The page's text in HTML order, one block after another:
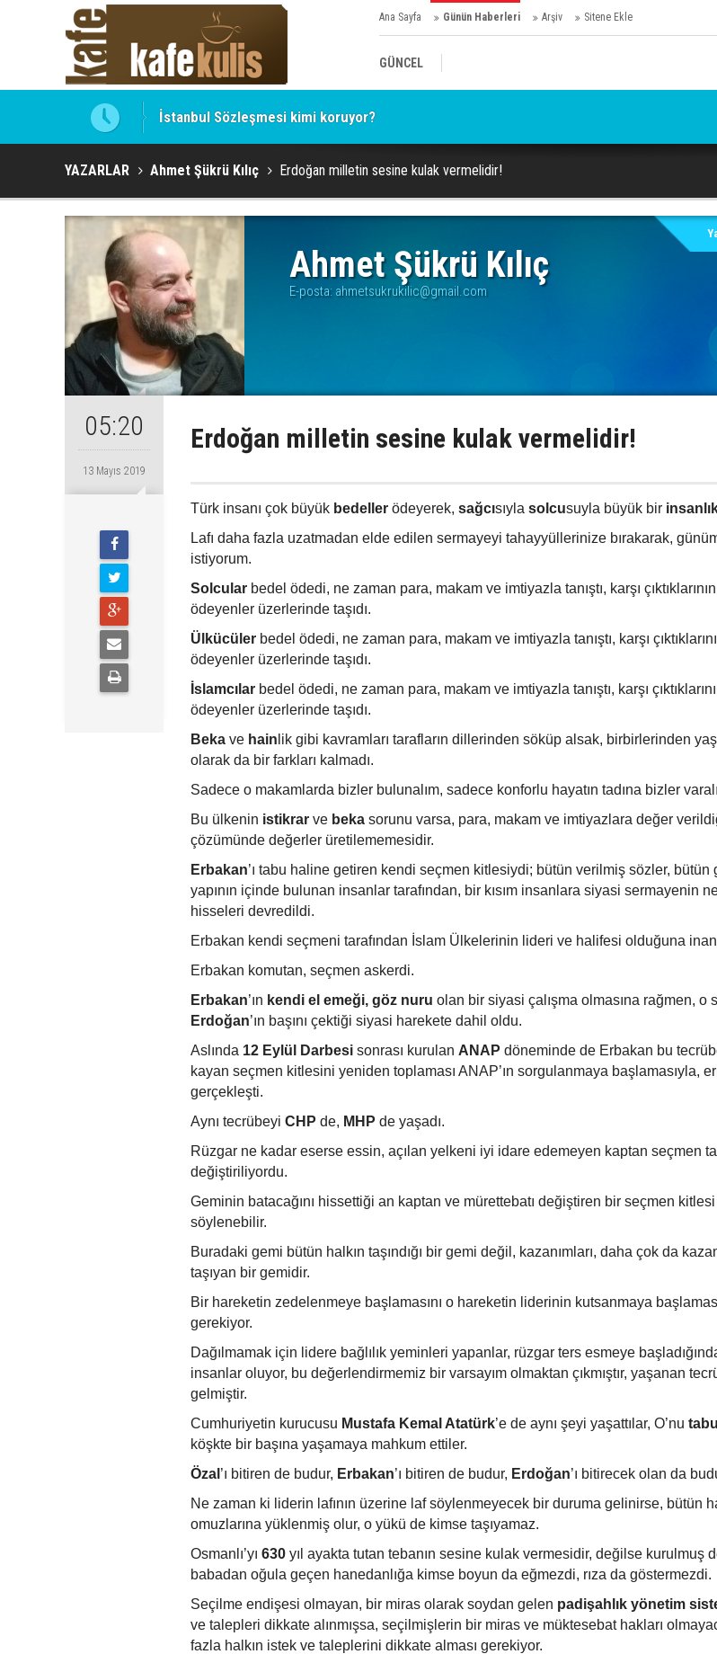
Ana Sayfa Günün Haberleri Arşiv Sitene Ekle
GÜNCEL
İstanbul Sözleşmesi kimi koruyor?
Hocaefendi, ekonomist, militan Hasan Hüseyin Varol
YAZARLAR Ahmet Şükrü Kılıç Erdoğan milletin sesine kulak vermelidir!
Ahmet Şükrü Kılıç
E-posta: ahmetsukrukilic@gmail.com
05:20
13 Mayıs 2019
Erdoğan milletin sesine kulak vermelidir!
Türk insanı çok büyük bedeller ödeyerek, sağcısıyla solcusuyla büyük bir
Lafı daha fazla uzatmadan elde edilen sermayeyi tahayyüllerinize bırakarak,
istiyorum.
Solcular bedel ödedi, ne zaman para, makam ve imtiyazla tanıştı, karşı
ödeyenler üzerlerinde taşıdı.
Ülkücüler bedel ödedi, ne zaman para, makam ve imtiyazla tanıştı, karşı
ödeyenler üzerlerinde taşıdı.
İslamcılar bedel ödedi, ne zaman para, makam ve imtiyazla tanıştı, karşı
ödeyenler üzerlerinde taşıdı.
Beka ve hain lik gibi kavramları tarafların dillerinden söküp alsak, birbirlerinden
olarak da bir farkları kalmadı.
Sadece o makamlarda bizler bulunalım, sadece konforlu hayatın tadına bizler
Bu ülkenin istikrar ve beka sorunu varsa, para, makam ve imtiyazlara değer
çözümünde değerler üretilememesidir.
Erbakan’ı tabu haline getiren kendi seçmen kitlesiydi; bütün verilmiş sözler, bütün
yapının içinde bulunan insanlar tarafından, bir kısım insanlara siyasi sermayenin
hisseleri devredildi.
Erbakan kendi seçmeni tarafından İslam Ülkelerinin lideri ve halifesi olduğuna
Erbakan komutan, seçmen askerdi.
Erbakan’ın kendi el emeği, göz nuru olan bir siyasi çalışma olmasına rağmen, o
Erdoğan’ın başını çektiği siyasi harekete dahil oldu.
Aslında 12 Eylül Darbesi sonrası kurulan ANAP döneminde de Erbakan bu
kayan seçmen kitlesini yeniden toplaması ANAP’ın sorgulanmaya başlamasıyla,
gerçekleşti.
Aynı tecrübeyi CHP de, MHP de yaşadı.
Rüzgar ne kadar eserse essin, açılan yelkeni iyi idare edemeyen kaptan seçmen
değiştiriliyordu.
Geminin batacağını hissettiği an kaptan ve mürettebatı değiştiren bir seçmen
söylenebilir.
Buradaki gemi bütün halkın taşındığı bir gemi değil, kazanımları, daha çok da
taşıyan bir gemidir.
Bir hareketin zedelenmeye başlamasını o hareketin liderinin kutsanmaya
gerekiyor.
Dağılmamak için lidere bağlılık yeminleri yapanlar, rüzgar ters esmeye
insanlar oluyor, bu değerlendirmemiz bir varsayım olmaktan çıkmıştır, yaşanan
gelmiştir.
Cumhuriyetin kurucusu Mustafa Kemal Atatürk’e de aynı şeyi yaşattılar, O’nu tabu
köşkte bir başına yaşamaya mahkum ettiler.
Özal ’ı bitiren de budur, Erbakan’ı bitiren de budur, Erdoğan’ı bitirecek olan da
Ne zaman ki liderin lafının üzerine laf söylenmeyecek bir duruma gelinirse, bütün
omuzlarına yüklenmiş olur, o yükü de kimse taşıyamaz.
Osmanlı’yı 630 yıl ayakta tutan tebanın sesine kulak vermesidir, değilse kurulmuş
babadan oğula geçen hanedanlığa kimse boyun da eğmezdi, rıza da göstermezdi.
Seçilme endişesi olmayan, bir miras olarak soydan gelen padişahlık yönetim
ve talepleri dikkate alınmışsa, seçilmişlerin bir miras ve müktesebat hakları
fazla halkın istek ve taleplerini dikkate alması gerekiyor.